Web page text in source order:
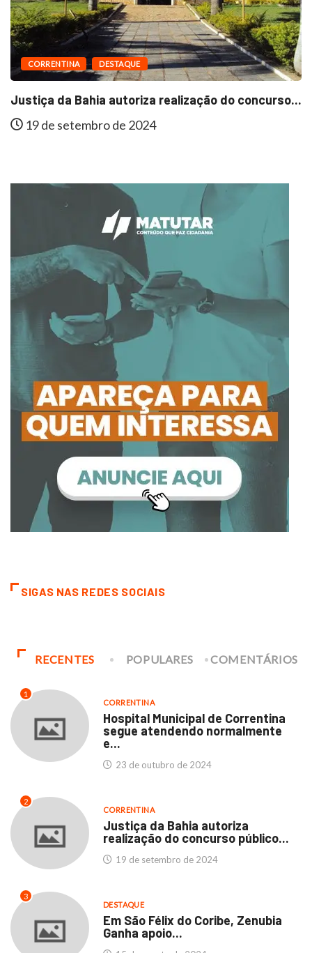
CORRENTINA DESTAQUE
Justiça da Bahia autoriza realização do concurso...
19 de setembro de 2024
SIGAS NAS REDES SOCIAIS
RECENTES POPULARES COMENTÁRIOS
1
CORRENTINA
Hospital Municipal de Correntina
segue atendendo normalmente
e...
23 de outubro de 2024
2
CORRENTINA
Justiça da Bahia autoriza
realização do concurso público...
19 de setembro de 2024
3
DESTAQUE
Em São Félix do Coribe, Zenubia
Ganha apoio...